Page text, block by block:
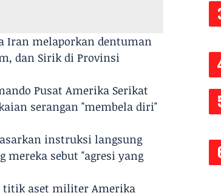
Iran melaporkan dentuman
dan Sirik di Provinsi
Pusat Amerika Serikat
serangan "membela diri"
instruksi langsung
mereka sebut "agresi yang
titik aset militer Amerika